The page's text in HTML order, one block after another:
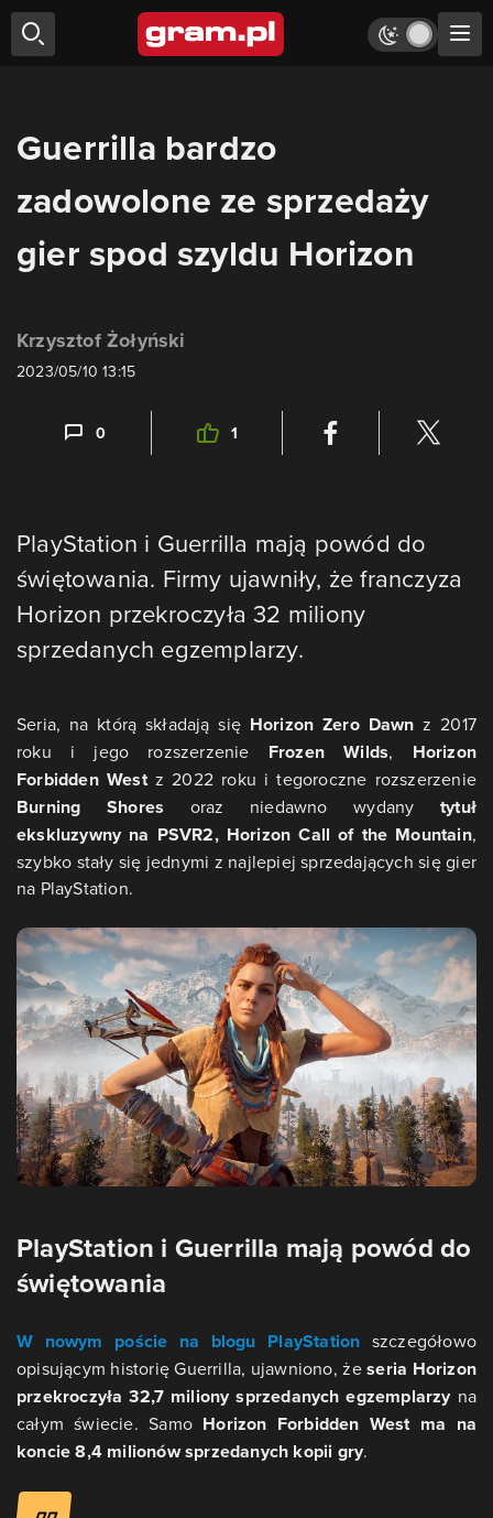
Guerrilla bardzo
zadowolone ze sprzedaży
gier spod szyldu Horizon
Krzysztof Żołyński
2023/05/10 13:15
0 1
PlayStation i Guerrilla mają powód do
świętowania. Firmy ujawniły, że franczyza
Horizon przekroczyła 32 miliony
sprzedanych egzemplarzy.
Seria, na którą składają się Horizon Zero Dawn z 2017
roku i jego rozszerzenie Frozen Wilds, Horizon
Forbidden Westz 2022 roku i tegoroczne rozszerzenie
Burning Shores oraz niedawno wydany tytuł
ekskluzywny na PSVR2, Horizon Call of the Mountain,
szybko stały się jednymi z najlepiej sprzedających się gier
na PlayStation.
PlayStation i Guerrilla mają powód do
świętowania
W nowym poście na blogu PlayStation szczegółowo
opisującym historię Guerrilla, ujawniono, żeseria Horizon
przekroczyła 32,7 miliony sprzedanych egzemplarzy na
całym świecie. Samo Horizon Forbidden West ma na
koncie 8,4 milionów sprzedanych kopii gry.